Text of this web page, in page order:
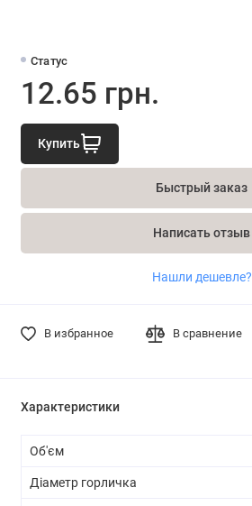
Статус
12.65 грн.
Купить
Быстрый заказ
Написать отзыв
Нашли дешевле?
В избранное В сравнение
Характеристики
Об'єм
Діаметр горличка